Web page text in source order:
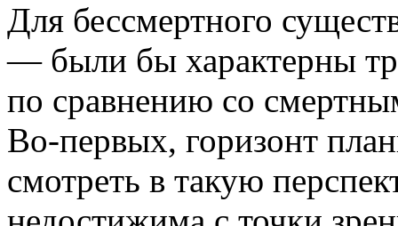
Для бессмертного
— были бы характерны
по сравнению со
Во-первых, горизонт
смотреть в такую